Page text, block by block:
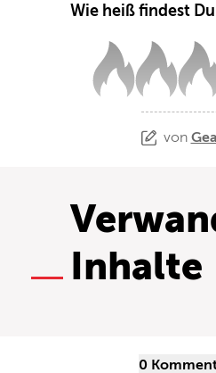
Wie heiß findest
von
Inhalte
0